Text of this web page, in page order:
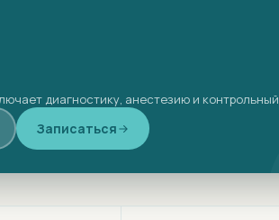
диагностику, анестезию и
Записаться